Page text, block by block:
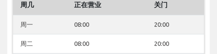
周几 正在营业 关门
周一 08:00 20:00
周二 08:00 20:00